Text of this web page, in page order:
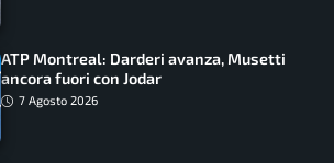
ATP Montreal: Darderi avanza, Musetti
ancora fuori con Jodar
7 Agosto 2026